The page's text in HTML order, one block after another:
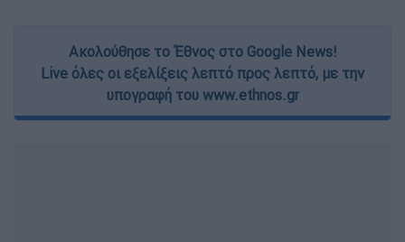
Ακολούθησε το Έθνος στο Google News!
Live όλες οι εξελίξεις λεπτό προς λεπτό, με την
υπογραφή του www.ethnos.gr